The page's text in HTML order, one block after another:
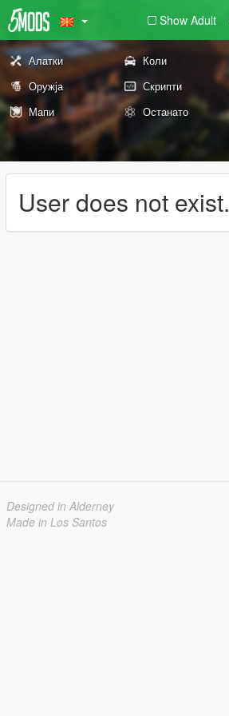
Show Adult
Алатки Коли
Оружја
Скрипти
Мапи
Останато
User does not exist.
Designed in Alderney
Made in Los Santos